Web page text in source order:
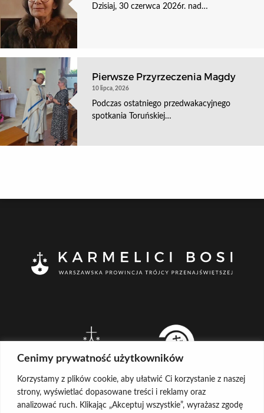
Cenimy prywatność użytkowników
Korzystamy z plików cookie, aby ułatwić Ci korzystanie z naszej
strony, wyświetlać dopasowane treści i reklamy oraz
analizować ruch. Klikając „Akceptuj wszystkie”, wyrażasz zgodę
Dzisiaj, 30 czerwca 2026r. nad…
Pierwsze Przyrzeczenia Magdy
10 lipca, 2026
Podczas ostatniego przedwakacyjnego
spotkania Toruńskiej…